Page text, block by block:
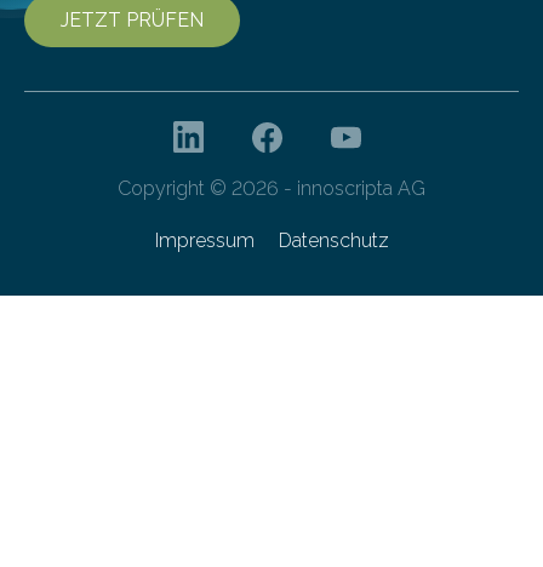
JETZT PRÜFEN
Copyright © 2026 - innoscripta AG
Impressum Datenschutz